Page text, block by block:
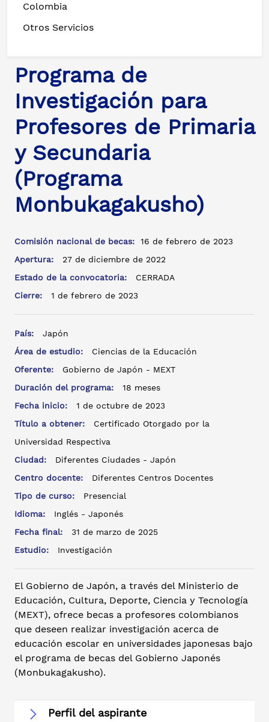
Colombia
Otros Servicios
Programa de
Investigación para
Profesores de Primaria
y Secundaria
(Programa
Monbukagakusho)
Comisión nacional de becas: 16 de febrero de 2023
Apertura:
27 de diciembre de 2022
Estado de la convocatoria:
CERRADA
Cierre:
1 de febrero de 2023
País:
Japón
Área de estudio:
Ciencias de la Educación
Oferente:
Gobierno de Japón - MEXT
Duración del programa:
18 meses
Fecha inicio:
1 de octubre de 2023
Título a obtener:
Certificado Otorgado por la
Universidad Respectiva
Ciudad:
Diferentes Ciudades - Japón
Centro docente:
Diferentes Centros Docentes
Tipo de curso:
Presencial
Idioma:
Inglés - Japonés
Fecha final:
31 de marzo de 2025
Estudio:
Investigación
El Gobierno de Japón, a través del Ministerio de
Educación, Cultura, Deporte, Ciencia y Tecnología
(MEXT), ofrece becas a profesores colombianos
que deseen realizar investigación acerca de
educación escolar en universidades japonesas bajo
el programa de becas del Gobierno Japonés
(Monbukagakusho).
Perfil del aspirante